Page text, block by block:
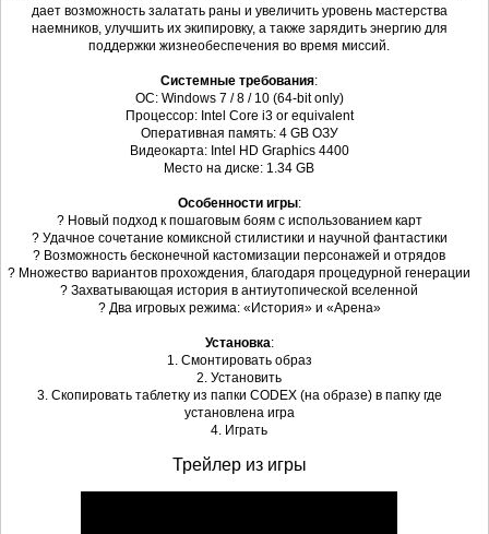
дает возможность залатать раны и увеличить уровень мастерства
наемников, улучшить их экипировку, а также зарядить энергию для
поддержки жизнеобеспечения во время миссий.
Системные требования:
ОС: Windows 7 / 8 / 10 (64-bit only)
Процессор: Intel Core i3 or equivalent
Оперативная память: 4 GB ОЗУ
Видеокарта: Intel HD Graphics 4400
Место на диске: 1.34 GB
Особенности игры:
? Новый подход к пошаговым боям с использованием карт
? Удачное сочетание комиксной стилистики и научной фантастики
? Возможность бесконечной кастомизации персонажей и отрядов
? Множество вариантов прохождения, благодаря процедурной генерации
? Захватывающая история в антиутопической вселенной
? Два игровых режима: «История» и «Арена»
Установка:
1. Смонтировать образ
2. Установить
3. Скопировать таблетку из папки CODEX (на образе) в папку где
установлена игра
4. Играть
Трейлер из игры